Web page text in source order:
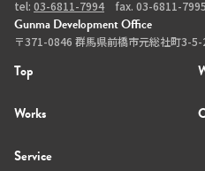
tel: 03-6811-7994fax. 03-6811-7995
Gunma Development Office
〒371-0846 群馬県前橋市元総社町3-5-
Top
Works
Service